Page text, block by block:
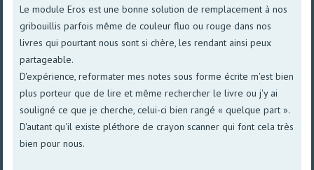
Le module Eros est une bonne solution de remplacement à nos
gribouillis parfois même de couleur fluo ou rouge dans nos
livres qui pourtant nous sont si chère, les rendant ainsi peux
partageable.
D'expérience, reformater mes notes sous forme écrite m'est bien
plus porteur que de lire et même rechercher le livre ou j'y ai
souligné ce que je cherche, celui-ci bien rangé « quelque part ».
D'autant qu'il existe pléthore de crayon scanner qui font cela très
bien pour nous.